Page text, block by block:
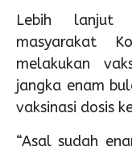
Lebih lanjut
masyarakat
melakukan
jangka enam
vaksinasi dosis
“Asal sudah